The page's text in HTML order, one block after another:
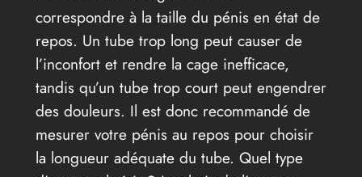
correspondre à la taille du pénis en état de
repos. Un tube trop long peut causer de
l’inconfort et rendre la cage inefficace,
tandis qu’un tube trop court peut engendrer
des douleurs. Il est donc recommandé de
mesurer votre pénis au repos pour choisir
la longueur adéquate du tube. Quel type